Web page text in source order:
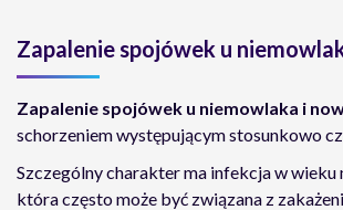
Zapalenie spojówek u
Zapalenie spojówek u niemowlaka i
schorzeniem występującym stosunkowo
Szczególny charakter ma infekcja w
która często może być związana z